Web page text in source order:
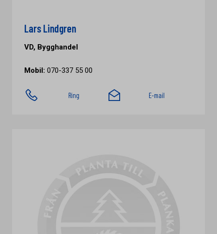
Lars Lindgren
VD, Bygghandel
Mobil: 070-337 55 00
Ring E-mail